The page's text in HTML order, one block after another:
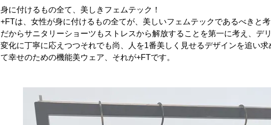
身に付けるもの全て、美しきフェムテック！
+FTは、女性が身に付けるもの全てが、美しいフェムテックであるべきと考
だからサニタリーショーツもストレスから解放することを第一に考え、デ
変化に丁寧に応えつつそれでも尚、人を1番美しく見せるデザインを追い
て幸せのための機能美ウェア、それが+FTです。